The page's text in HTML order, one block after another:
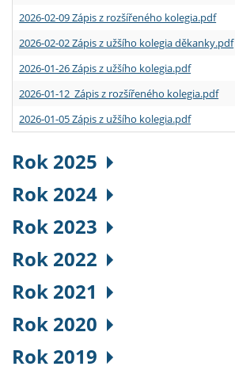
2026-02-09 Zápis z rozšířeného kolegia.pdf
2026-02-02 Zápis z užšího kolegia děkanky.pdf
2026-01-26 Zápis z užšího kolegia.pdf
2026-01-12 Zápis z rozšířeného kolegia.pdf
2026-01-05 Zápis z užšího kolegia.pdf
Rok 2025
Rok 2024
Rok 2023
Rok 2022
Rok 2021
Rok 2020
Rok 2019